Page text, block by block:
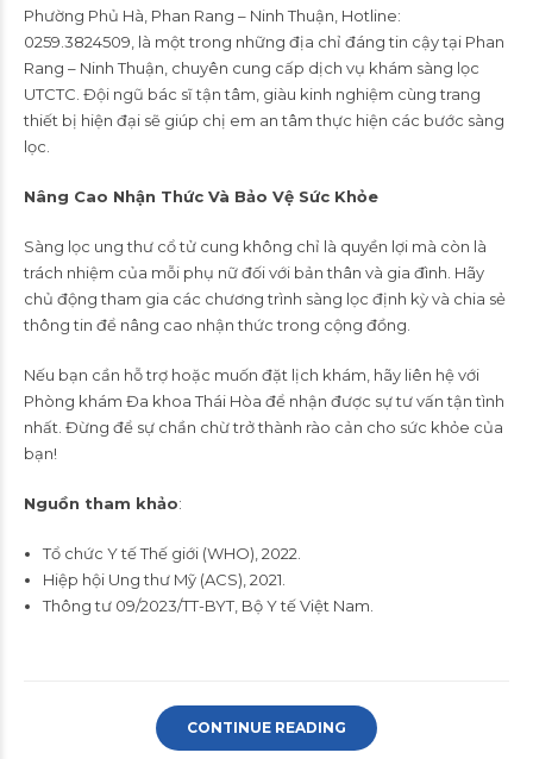
Phường Phủ Hà, Phan Rang – Ninh Thuận, Hotline:
0259.3824509, là một trong những địa chỉ đáng tin cậy tại Phan
Rang – Ninh Thuận, chuyên cung cấp dịch vụ khám sàng lọc
UTCTC. Đội ngũ bác sĩ tận tâm, giàu kinh nghiệm cùng trang
thiết bị hiện đại sẽ giúp chị em an tâm thực hiện các bước sàng
lọc.
Nâng Cao Nhận Thức Và Bảo Vệ Sức Khỏe
Sàng lọc ung thư cổ tử cung không chỉ là quyền lợi mà còn là
trách nhiệm của mỗi phụ nữ đối với bản thân và gia đình. Hãy
chủ động tham gia các chương trình sàng lọc định kỳ và chia sẻ
thông tin để nâng cao nhận thức trong cộng đồng.
Nếu bạn cần hỗ trợ hoặc muốn đặt lịch khám, hãy liên hệ với
Phòng khám Đa khoa Thái Hòa để nhận được sự tư vấn tận tình
nhất. Đừng để sự chần chừ trở thành rào cản cho sức khỏe của
bạn!
Nguồn tham khảo:
Tổ chức Y tế Thế giới (WHO), 2022.
Hiệp hội Ung thư Mỹ (ACS), 2021.
Thông tư 09/2023/TT-BYT, Bộ Y tế Việt Nam.
CONTINUE READING